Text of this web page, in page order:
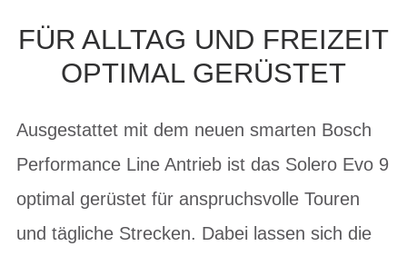
FÜR ALLTAG UND FREIZEIT
OPTIMAL GERÜSTET
Ausgestattet mit dem neuen smarten Bosch
Performance Line Antrieb ist das Solero Evo 9
optimal gerüstet für anspruchsvolle Touren
und tägliche Strecken. Dabei lassen sich die